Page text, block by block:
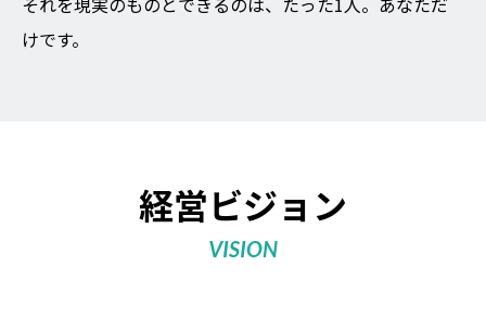
けです。
経営ビジョン
VISION